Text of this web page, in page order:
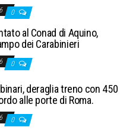
0
al Conad di Aquino,
dei Carabinieri
0
deraglia treno con 450
alle porte di Roma.
0